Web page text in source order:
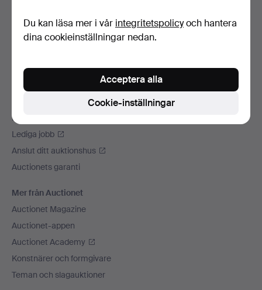
Betalningsalternativ
Vi skickar med
Auctionet
Press
Lediga jobb
Anslut ditt auktionshus
Auctionets garanti
Mer från Auctionet
Auctionet Magazine
Auctionet-appen
Auctionet Academy
Konstnärer och formgivare
Teman och slagauktioner
Du kan läsa mer i vår integritetspolicyoch hantera
dina cookieinställningar nedan.
Cookie-inställningar
Acceptera alla